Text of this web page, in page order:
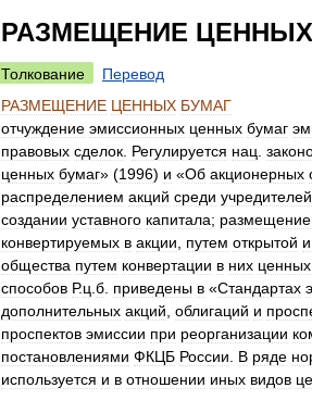
РАЗМЕЩЕНИЕ
Толкование
Перевод
РАЗМЕЩЕНИЕ ЦЕННЫХ БУМАГ
отчуждение эмиссионных ценных бумаг
правовых сделок Регулируется нац
ценных бумаг» (1996) и «Об акционерных
распределением акций среди учредителей
создании уставного капитала;
конвертируемых в акции путем открытой и
общества путем конвертации в них ценных
способов Р.ц б приведены в «Стандартах
дополнительных акций облигаций и
проспектов эмиссии при реорганизации
постановлениями ФКЦБ России В ряде
используется и в отношении иных видов